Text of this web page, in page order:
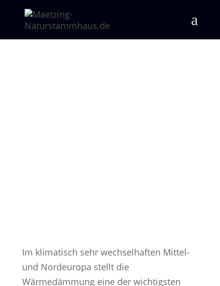
Im klimatisch sehr wechselhaften Mittel-
und Nordeuropa stellt die
Wärmedämmung eine der wichtigsten